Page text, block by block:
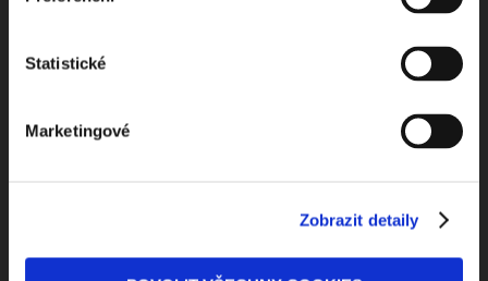
Statistické
Marketingové
Zobrazit detaily